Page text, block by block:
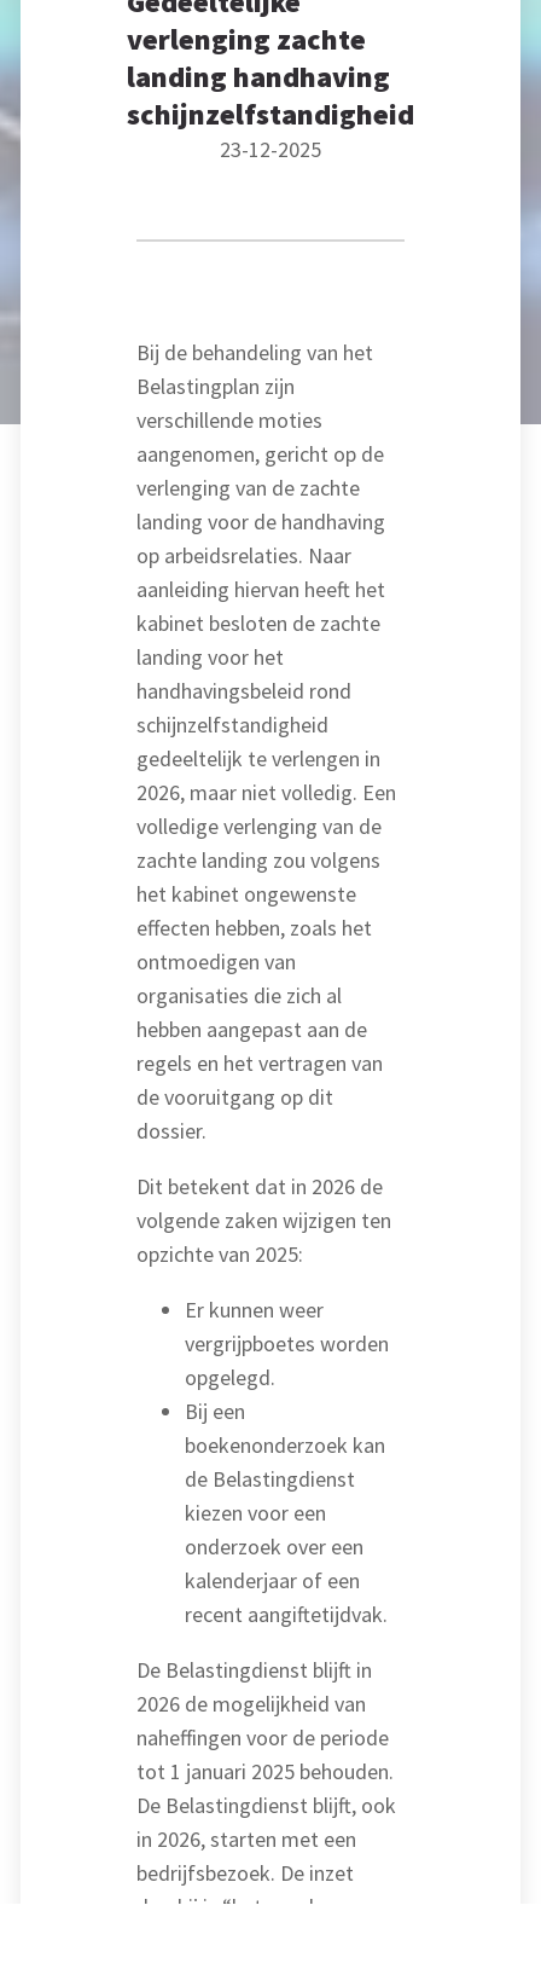
verlenging zachte
landing handhaving
schijnzelfstandigheid
23-12-2025
Bij de behandeling van het
Belastingplan zijn
verschillende moties
aangenomen, gericht op de
verlenging van de zachte
landing voor de handhaving
op arbeidsrelaties. Naar
aanleiding hiervan heeft het
kabinet besloten de zachte
landing voor het
handhavingsbeleid rond
schijnzelfstandigheid
gedeeltelijk te verlengen in
2026, maar niet volledig. Een
volledige verlenging van de
zachte landing zou volgens
het kabinet ongewenste
effecten hebben, zoals het
ontmoedigen van
organisaties die zich al
hebben aangepast aan de
regels en het vertragen van
de vooruitgang op dit
dossier.
Dit betekent dat in 2026 de
volgende zaken wijzigen ten
opzichte van 2025:
Er kunnen weer
vergrijpboetes worden
opgelegd.
Bij een
boekenonderzoek kan
de Belastingdienst
kiezen voor een
onderzoek over een
kalenderjaar of een
recent aangiftetijdvak.
De Belastingdienst blijft in
2026 de mogelijkheid van
naheffingen voor de periode
tot 1 januari 2025 behouden.
De Belastingdienst blijft, ook
in 2026, starten met een
bedrijfsbezoek. De inzet
daarbij is “het goede